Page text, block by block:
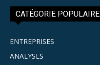
CATÉGORIE POPULAIRE
ENTREPRISES
ANALYSES